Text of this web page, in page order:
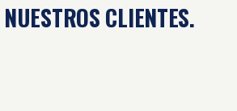
NUESTROS CLIENTES.